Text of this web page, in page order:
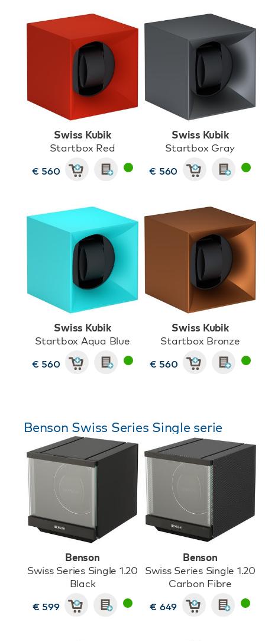
Swiss Kubik
Startbox Red
€ 560
Swiss Kubik
Startbox Gray
€ 560
Swiss Kubik
Startbox Aqua Blue
€ 560
Swiss Kubik
Startbox Bronze
€ 560
Benson Swiss Series Single serie
Benson
Swiss Series Single 1.20
Black
€ 599
Benson
Swiss Series Single 1.20
Carbon Fibre
€ 649